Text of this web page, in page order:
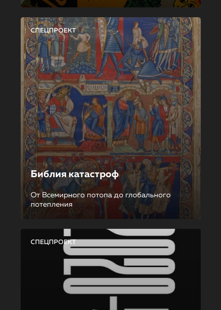
СПЕЦПРОЕКТ
Библия катастроф
От Всемирного потопа до глобального
потепления
СПЕЦПРОЕКТ